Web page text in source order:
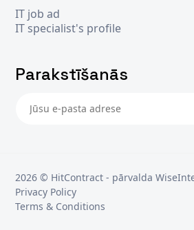
IT job ad
IT specialist's profile
Parakstīšanās
2026 © HitContract - pārvalda
Privacy Policy
Terms & Conditions